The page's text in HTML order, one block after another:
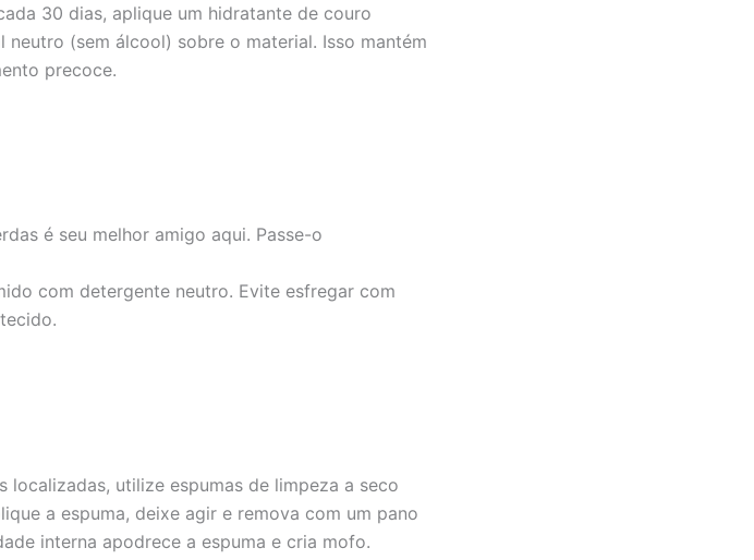
30 dias, aplique um hidratante de couro
(sem álcool) sobre o material. Isso mantém
precoce.
é seu melhor amigo aqui. Passe-o
com detergente neutro. Evite esfregar com
localizadas, utilize espumas de limpeza a seco
a espuma, deixe agir e remova com um pano
interna apodrece a espuma e cria mofo.